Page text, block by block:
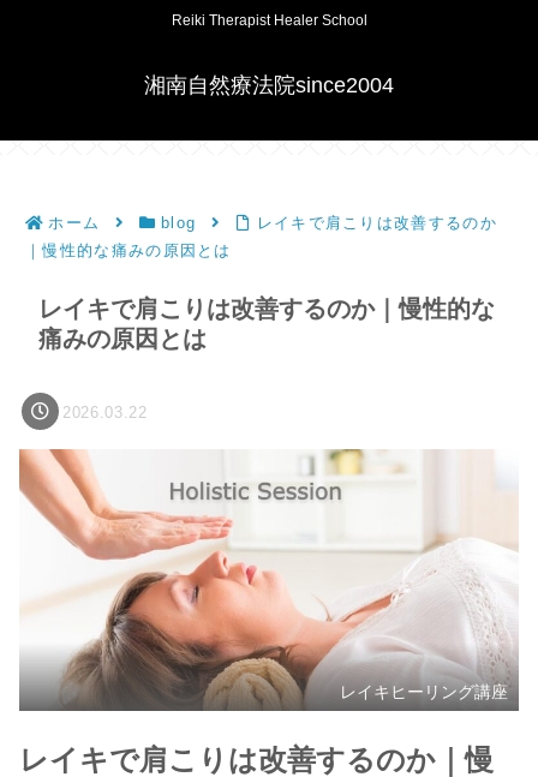
Reiki Therapist Healer School
湘南自然療法院since2004
ホーム blog
レイキで肩こりは改善するのか
｜慢性的な痛みの原因とは
レイキで肩こりは改善するのか｜慢性的な
痛みの原因とは
2026.03.22
レイキヒーリング講座
レイキで肩こりは改善するのか｜慢